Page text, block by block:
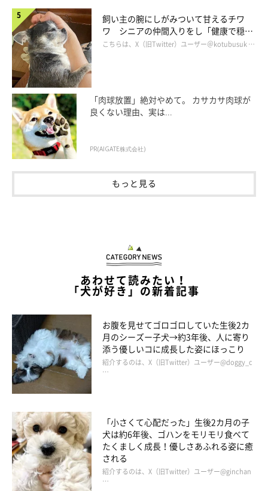
できていたのかなと思います」
チョコくんをお迎えして6年が経過 一緒に
暮らすなかでさまざまな成長が！
飼い主の腕にしがみついて甘えるチワ
ワ シニアの仲間入りをし「健康で穏や
かな暮らしが続いてほしい」と願う
こちらは、X（旧Twitter）ユーザー＠kotubusuk …
「肉球放置」絶対やめて。 カサカサ肉球が
良くない理由、実は...
PR(AIGATE株式会社)
もっと見る
あわせて読みたい！
「犬が好き」の新着記事
お腹を見せてゴロゴロしていた生後2カ
月のシーズー子犬→約3年後、人に寄り
添う優しいコに成長した姿にほっこり
紹介するのは、X（旧Twitter）ユーザー@doggy_c
…
「小さくて心配だった」生後2カ月の子
犬は約6年後、ゴハンをモリモリ食べて
たくましく成長！優しさあふれる姿に癒
される
紹介するのは、X（旧Twitter）ユーザー@ginchan
…